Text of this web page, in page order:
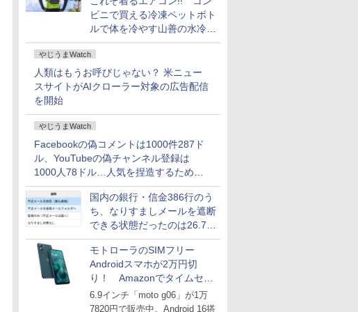
ビニで買える冷凍ペットボト
ルで体を冷やす山善の水冷ベ
ストがロードバイクにちょう
どいい【ぼっち・ざ・ろー
ど！その14】
やじうまWatch
人類はもうお呼びじゃない？ 米ニュー
スサイトがAIクローラー対象の広告配信
を開始
やじうまWatch
Facebookの偽コメントは1000件287ド
ル、YouTubeの偽チャンネル登録は
1000人78ドル…人気を捏造するための
価格リストが公開中
国内の銀行・信金386行のう
ち、なりすましメールを遮断
できる状態だったのは26.7％
にとどまる～GMOブランド
セキュリティ調査
モトローラのSIMフリー
Androidスマホが2万円切
り！ Amazonでタイムセー
ル
6.9インチ「moto g06」が1万
7820円で販売中。Android 16搭